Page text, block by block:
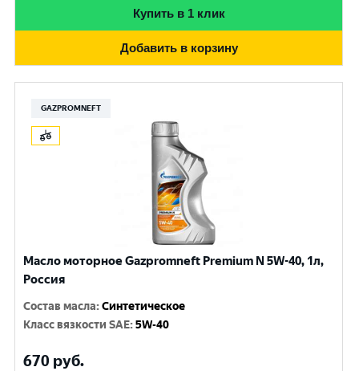
Купить в 1 клик
Добавить в корзину
GAZPROMNEFT
Масло моторное Gazpromneft Premium N 5W-40, 1л,
Россия
Состав масла:Синтетическое
Класс вязкости SAE:5W-40
670 руб.